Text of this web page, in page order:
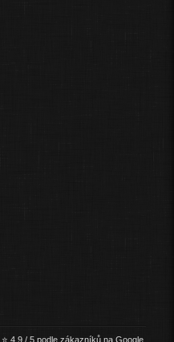
⭐ 4,9 / 5 podle zákazníků na Google